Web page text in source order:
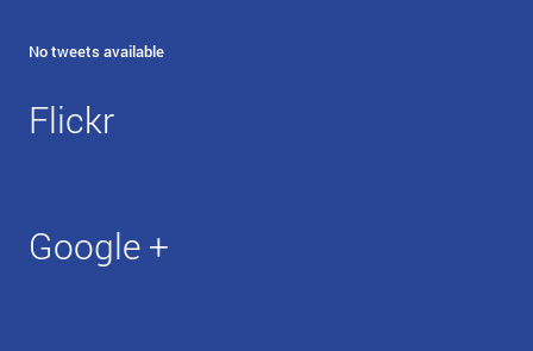
No tweets available
Flickr
Google +